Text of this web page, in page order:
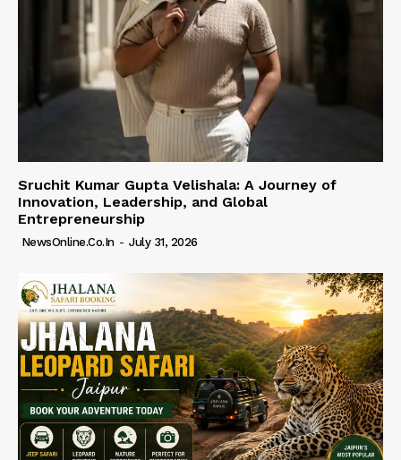
Sruchit Kumar Gupta Velishala: A Journey of
Innovation, Leadership, and Global
Entrepreneurship
NewsOnline.co.in - July 31, 2026